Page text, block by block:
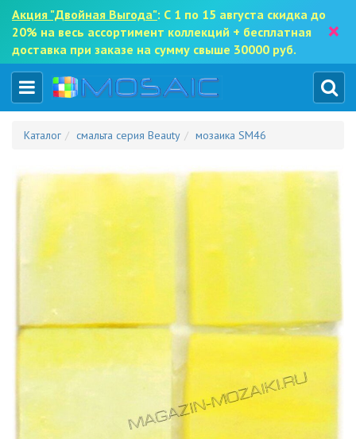
Акция "Двойная Выгода": С 1 по 15 августа скидка до
20% на весь ассортимент коллекций + бесплатная
доставка при заказе на сумму свыше 30000 руб.
×
Каталог смальта серия Beauty мозаика SM46